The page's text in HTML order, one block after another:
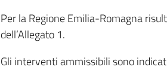
Per la Regione Emilia-Romagna
dell’Allegato 1.
Gli interventi ammissibili sono